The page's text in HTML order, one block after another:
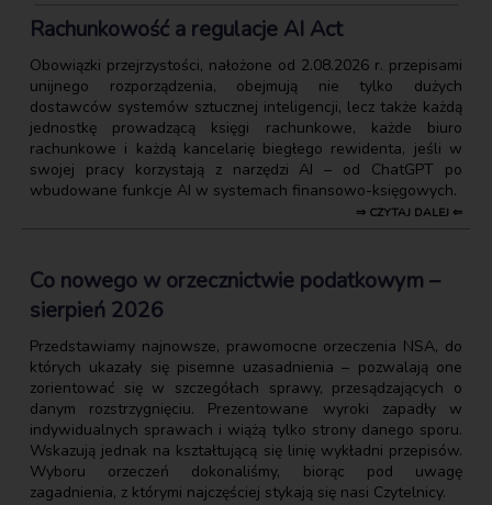
Rachunkowość a regulacje AI Act
Obowiązki przejrzystości, nałożone od 2.08.2026 r. przepisami
unijnego rozporządzenia, obejmują nie tylko dużych
dostawców systemów sztucznej inteligencji, lecz także każdą
jednostkę prowadzącą księgi rachunkowe, każde biuro
rachunkowe i każdą kancelarię biegłego rewidenta, jeśli w
swojej pracy korzystają z narzędzi AI – od ChatGPT po
wbudowane funkcje AI w systemach finansowo-księgowych.
⇒ CZYTAJ DALEJ ⇐
Co nowego w orzecznictwie podatkowym –
sierpień 2026
Przedstawiamy najnowsze, prawomocne orzeczenia NSA, do
których ukazały się pisemne uzasadnienia – pozwalają one
zorientować się w szczegółach sprawy, przesądzających o
danym rozstrzygnięciu. Prezentowane wyroki zapadły w
indywidualnych sprawach i wiążą tylko strony danego sporu.
Wskazują jednak na kształtującą się linię wykładni przepisów.
Wyboru orzeczeń dokonaliśmy, biorąc pod uwagę
zagadnienia, z którymi najczęściej stykają się nasi Czytelnicy.